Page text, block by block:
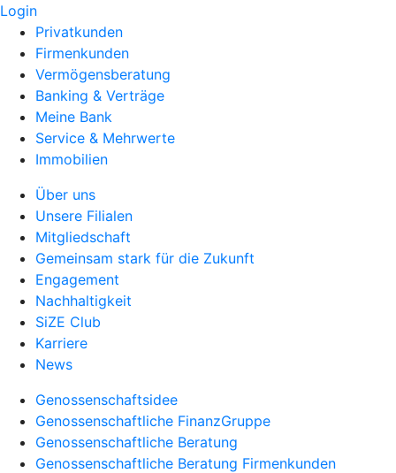
Login
Privatkunden
Firmenkunden
Vermögensberatung
Banking & Verträge
Meine Bank
Service & Mehrwerte
Immobilien
Über uns
Unsere Filialen
Mitgliedschaft
Gemeinsam stark für die Zukunft
Engagement
Nachhaltigkeit
SiZE Club
Karriere
News
Genossenschaftsidee
Genossenschaftliche FinanzGruppe
Genossenschaftliche Beratung
Genossenschaftliche Beratung Firmenkunden